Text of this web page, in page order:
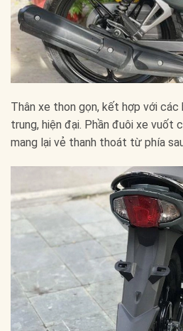
Thân xe thon gọn, kết hợp với
trung, hiện đại. Phần đuôi xe vuốt
mang lại vẻ thanh thoát từ phía